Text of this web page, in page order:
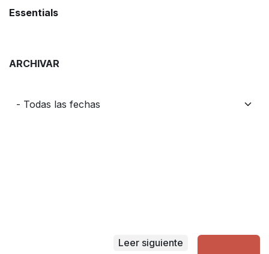
Essentials
ARCHIVAR
Leer siguiente